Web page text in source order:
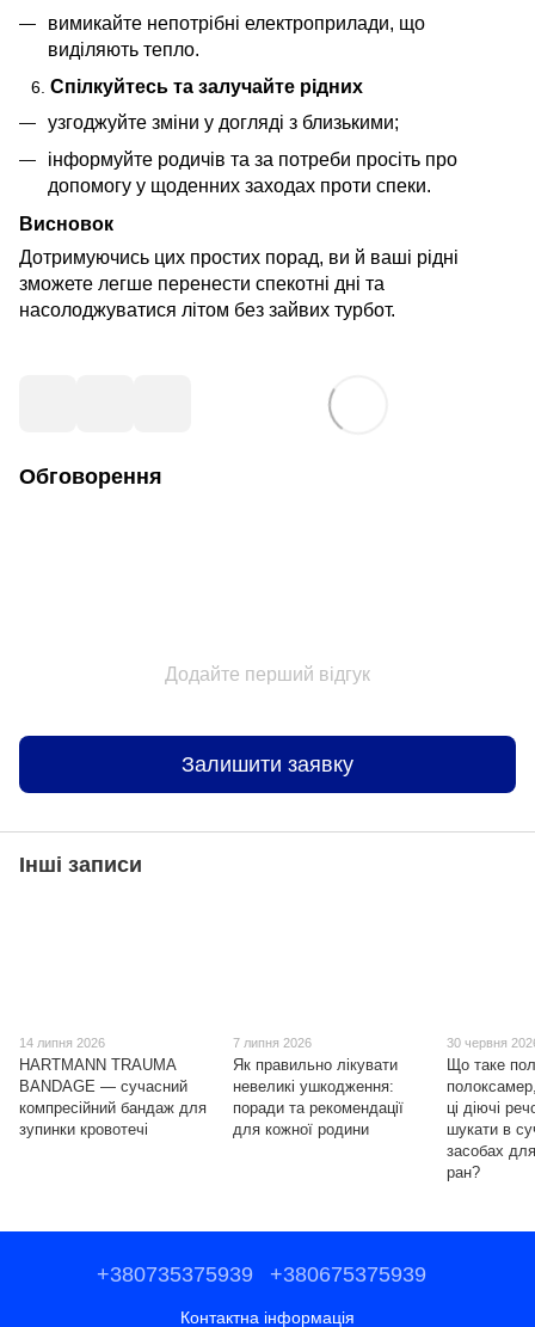
вимикайте непотрібні електроприлади, що
виділяють тепло.
Спілкуйтесь та залучайте рідних
узгоджуйте зміни у догляді з близькими;
інформуйте родичів та за потреби просіть про
допомогу у щоденних заходах проти спеки.
Висновок
Дотримуючись цих простих порад, ви й ваші рідні
зможете легше перенести спекотні дні та
насолоджуватися літом без зайвих турбот.
Обговорення
Додайте перший відгук
Залишити заявку
Інші записи
14 липня 2026
HARTMANN TRAUMA
BANDAGE — сучасний
компресійний бандаж для
зупинки кровотечі
7 липня 2026
Як правильно лікувати
невеликі ушкодження:
поради та рекомендації
для кожної родини
30 червня
Що таке
ці діючі
шукати в
засобах
ран?
+380735375939 +380675375939
Контактна інформація